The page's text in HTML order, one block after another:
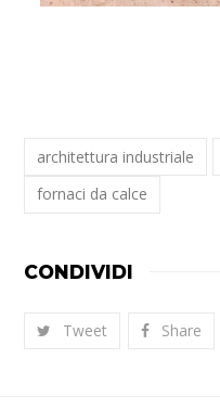
architettura industriale
fornaci da calce
CONDIVIDI
Tweet Share